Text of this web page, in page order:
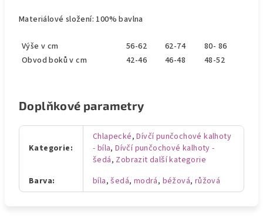
Materiálové složení: 100% bavlna
Výše v cm 56-62 62-74
80- 86
Obvod boků v cm
42-46 46-48 48-52
Doplňkové parametry
Kategorie:
Chlapecké,Dívčí punčochové kalhoty
- bíla,Dívčí punčochové kalhoty -
šedá, Zobrazit další kategorie
Barva: bíla,šedá, modrá, béžová, růžová